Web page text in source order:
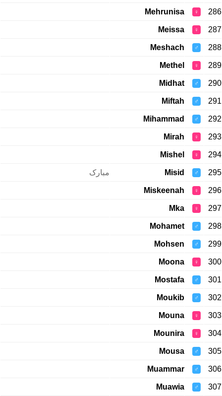
286
♀
Mehrunisa
287
♀
Meissa
288
♂
Meshach
289
♀
Methel
290
♂
Midhat
291
♂
Miftah
292
♂
Mihammad
293
♀
Mirah
294
♀
Mishel
295
♂
Misid مبارک
296
♀
Miskeenah
297
♀
Mka
298
♂
Mohamet
299
♂
Mohsen
300
♀
Moona
301
♂
Mostafa
302
♂
Moukib
303
♀
Mouna
304
♀
Mounira
305
♂
Mousa
306
♂
Muammar
307
♂
Muawia